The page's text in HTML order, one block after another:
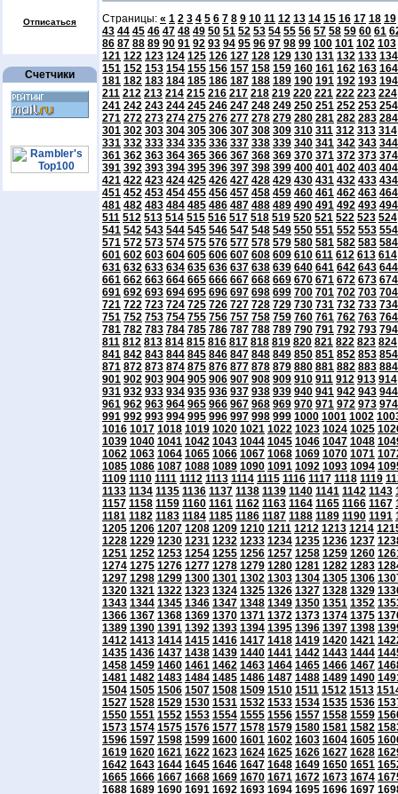
Отписаться
Счетчики
Страницы: « 1 2 3 4 5 6 7 8 9 10 11 12 13 14 15 16 17 18 19
43 44 45 46 47 48 49 50 51 52 53 54 55 56 57 58 59 60 61
86 87 88 89 90 91 92 93 94 95 96 97 98 99 100 101 102 103
121 122 123 124 125 126 127 128 129 130 131 132 133 134
151 152 153 154 155 156 157 158 159 160 161 162 163 164
181 182 183 184 185 186 187 188 189 190 191 192 193 194
211 212 213 214 215 216 217 218 219 220 221 222 223 224
241 242 243 244 245 246 247 248 249 250 251 252 253 254
271 272 273 274 275 276 277 278 279 280 281 282 283 284
301 302 303 304 305 306 307 308 309 310 311 312 313 314
331 332 333 334 335 336 337 338 339 340 341 342 343 344
361 362 363 364 365 366 367 368 369 370 371 372 373 374
391 392 393 394 395 396 397 398 399 400 401 402 403 404
421 422 423 424 425 426 427 428 429 430 431 432 433 434
451 452 453 454 455 456 457 458 459 460 461 462 463 464
481 482 483 484 485 486 487 488 489 490 491 492 493 494
511 512 513 514 515 516 517 518 519 520 521 522 523 524
541 542 543 544 545 546 547 548 549 550 551 552 553 554
571 572 573 574 575 576 577 578 579 580 581 582 583 584
601 602 603 604 605 606 607 608 609 610 611 612 613 614
631 632 633 634 635 636 637 638 639 640 641 642 643 644
661 662 663 664 665 666 667 668 669 670 671 672 673 674
691 692 693 694 695 696 697 698 699 700 701 702 703 704
721 722 723 724 725 726 727 728 729 730 731 732 733 734
751 752 753 754 755 756 757 758 759 760 761 762 763 764
781 782 783 784 785 786 787 788 789 790 791 792 793 794
811 812 813 814 815 816 817 818 819 820 821 822 823 824
841 842 843 844 845 846 847 848 849 850 851 852 853 854
871 872 873 874 875 876 877 878 879 880 881 882 883 884
901 902 903 904 905 906 907 908 909 910 911 912 913 914
931 932 933 934 935 936 937 938 939 940 941 942 943 944
961 962 963 964 965 966 967 968 969 970 971 972 973 974
991 992 993 994 995 996 997 998 999 1000 1001 1002
1016 1017 1018 1019 1020 1021 1022 1023 1024 1025
1039 1040 1041 1042 1043 1044 1045 1046 1047 1048
1062 1063 1064 1065 1066 1067 1068 1069 1070 1071
1085 1086 1087 1088 1089 1090 1091 1092 1093 1094
1109 1110 1111 1112 1113 1114 1115 1116 1117 1118 1119
1133 1134 1135 1136 1137 1138 1139 1140 1141 1142 1143
1157 1158 1159 1160 1161 1162 1163 1164 1165 1166 1167
1181 1182 1183 1184 1185 1186 1187 1188 1189 1190 1191
1205 1206 1207 1208 1209 1210 1211 1212 1213 1214
1228 1229 1230 1231 1232 1233 1234 1235 1236 1237
1251 1252 1253 1254 1255 1256 1257 1258 1259 1260
1274 1275 1276 1277 1278 1279 1280 1281 1282 1283
1297 1298 1299 1300 1301 1302 1303 1304 1305 1306
1320 1321 1322 1323 1324 1325 1326 1327 1328 1329
1343 1344 1345 1346 1347 1348 1349 1350 1351 1352
1366 1367 1368 1369 1370 1371 1372 1373 1374 1375
1389 1390 1391 1392 1393 1394 1395 1396 1397 1398
1412 1413 1414 1415 1416 1417 1418 1419 1420 1421
1435 1436 1437 1438 1439 1440 1441 1442 1443 1444
1458 1459 1460 1461 1462 1463 1464 1465 1466 1467
1481 1482 1483 1484 1485 1486 1487 1488 1489 1490
1504 1505 1506 1507 1508 1509 1510 1511 1512 1513
1527 1528 1529 1530 1531 1532 1533 1534 1535 1536
1550 1551 1552 1553 1554 1555 1556 1557 1558 1559
1573 1574 1575 1576 1577 1578 1579 1580 1581 1582
1596 1597 1598 1599 1600 1601 1602 1603 1604 1605
1619 1620 1621 1622 1623 1624 1625 1626 1627 1628
1642 1643 1644 1645 1646 1647 1648 1649 1650 1651
1665 1666 1667 1668 1669 1670 1671 1672 1673 1674
1688 1689 1690 1691 1692 1693 1694 1695 1696 1697